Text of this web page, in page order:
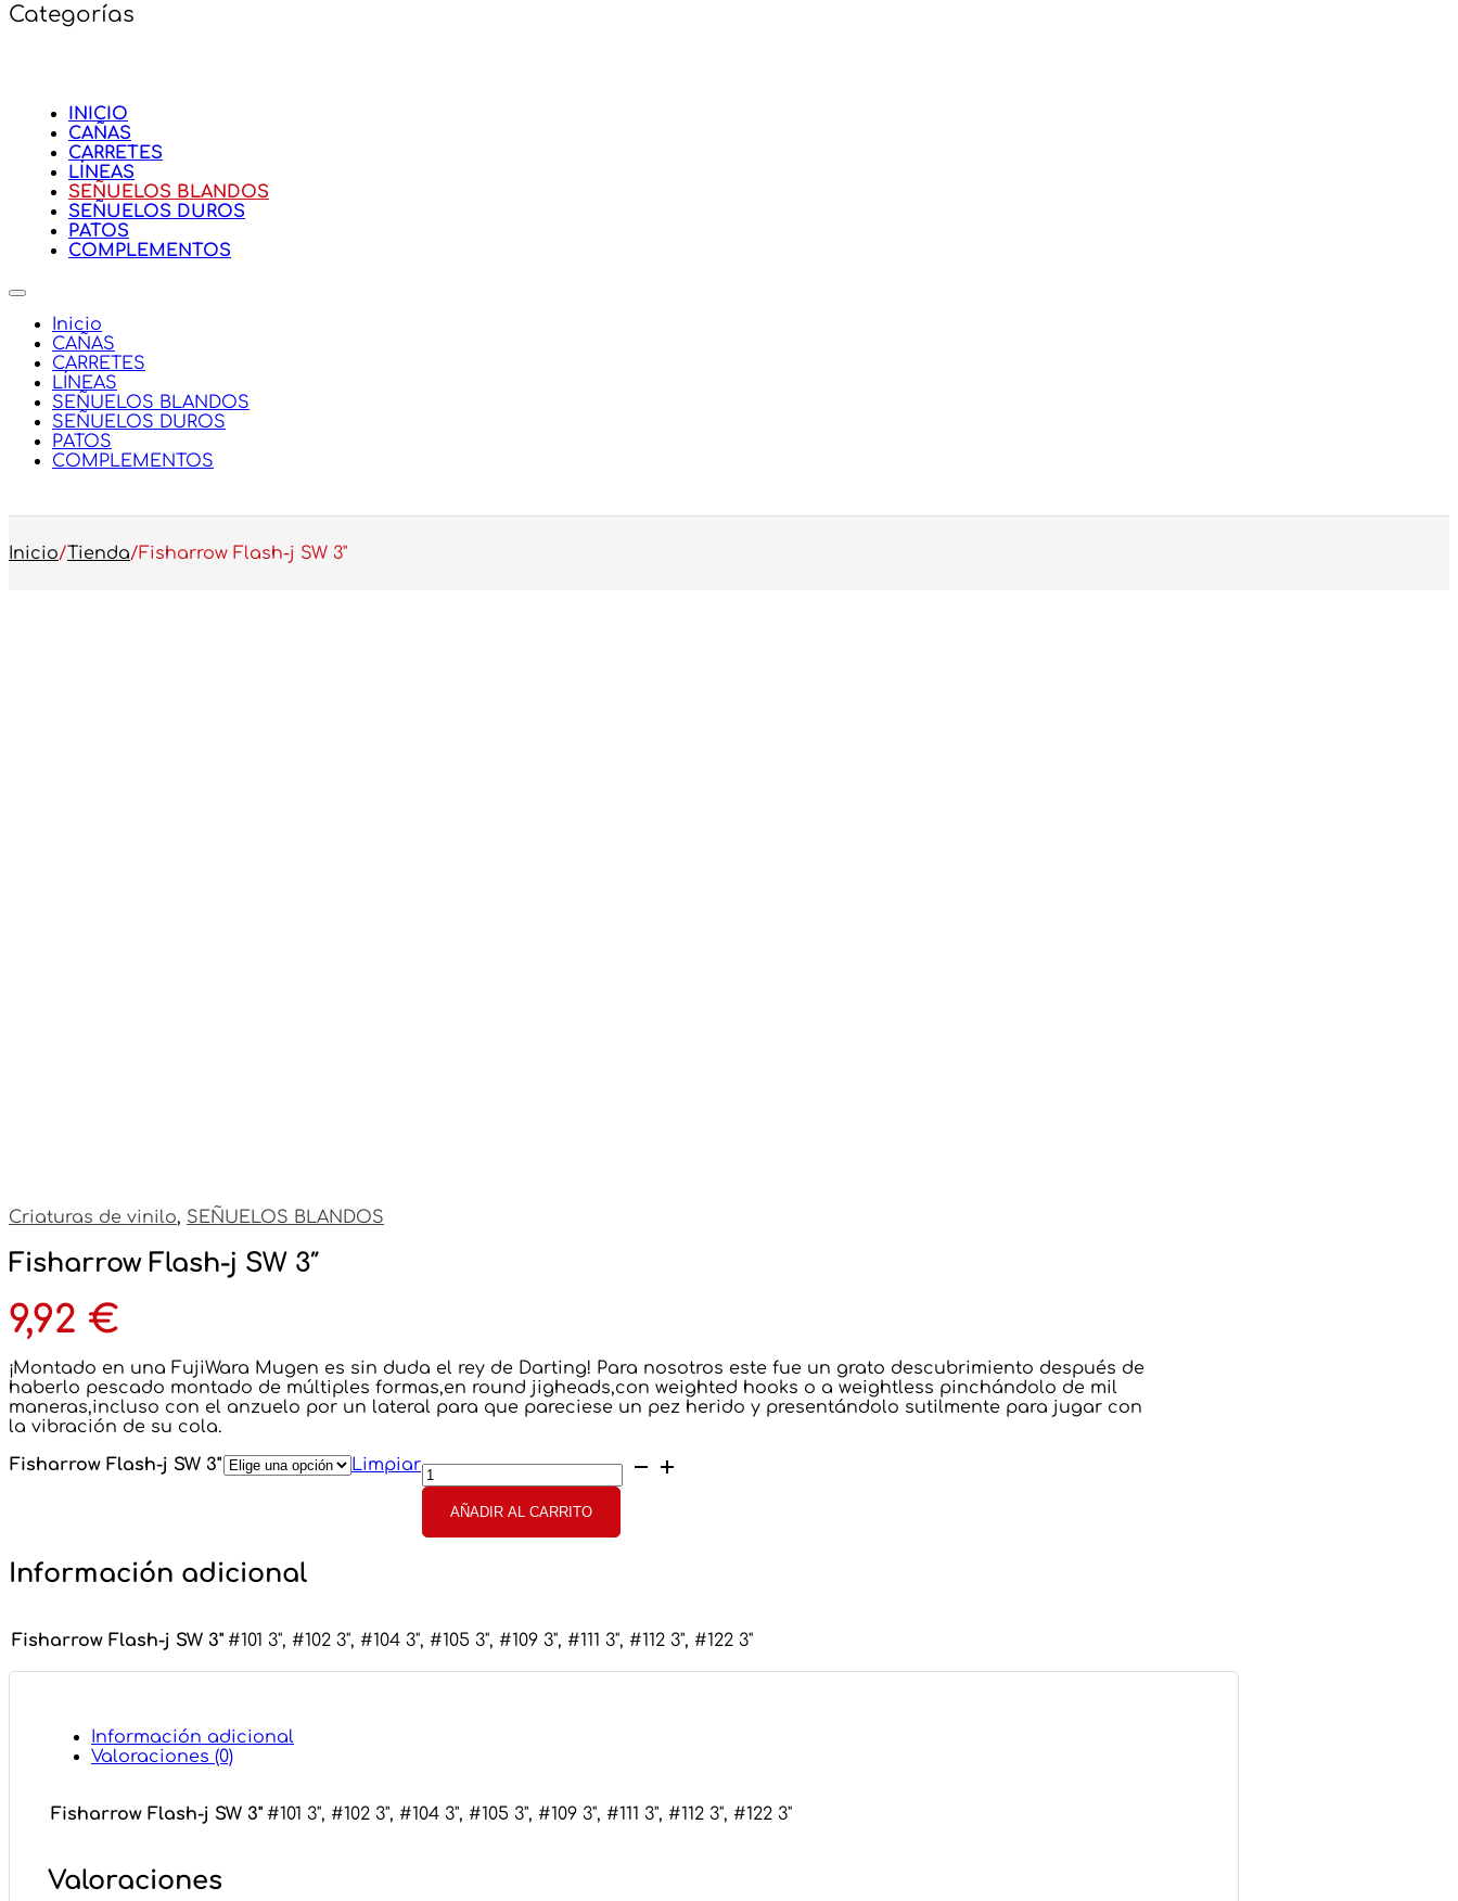
Categorías
INICIO
CAÑAS
CARRETES
LÍNEAS
SEÑUELOS BLANDOS
SEÑUELOS DUROS
PATOS
COMPLEMENTOS
Inicio
CAÑAS
CARRETES
LÍNEAS
SEÑUELOS BLANDOS
SEÑUELOS DUROS
PATOS
COMPLEMENTOS
Inicio/Tienda/Fisharrow Flash-j SW 3"
Criaturas de vinilo, SEÑUELOS BLANDOS
Fisharrow Flash-j SW 3″
9,92 €
¡Montado en una FujiWara Mugen es sin duda el rey de Darting! Para nosotros este fue un grato descubrimiento después de
haberlo pescado montado de múltiples formas,en round jigheads,con weighted hooks o a weightless pinchándolo de mil
maneras,incluso con el anzuelo por un lateral para que pareciese un pez herido y presentándolo sutilmente para jugar con
la vibración de su cola.
Fisharrow Flash-j SW 3"
LimpiarFisharrow
Flash-
3"
AÑADIR AL CARRITO
Información adicional
Fisharrow Flash-j SW 3" #101 3", #102 3", #104 3", #105 3", #109 3", #111 3", #112 3", #122 3"
Información adicional
Valoraciones (0)
Fisharrow Flash-j SW 3" #101 3", #102 3", #104 3", #105 3", #109 3", #111 3", #112 3", #122 3"
Valoraciones